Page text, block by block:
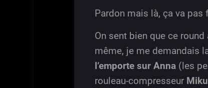
Pardon mais là, ça va
On sent bien que ce
même, je me demandais
l’emporte sur Anna (les
rouleau-compresseur